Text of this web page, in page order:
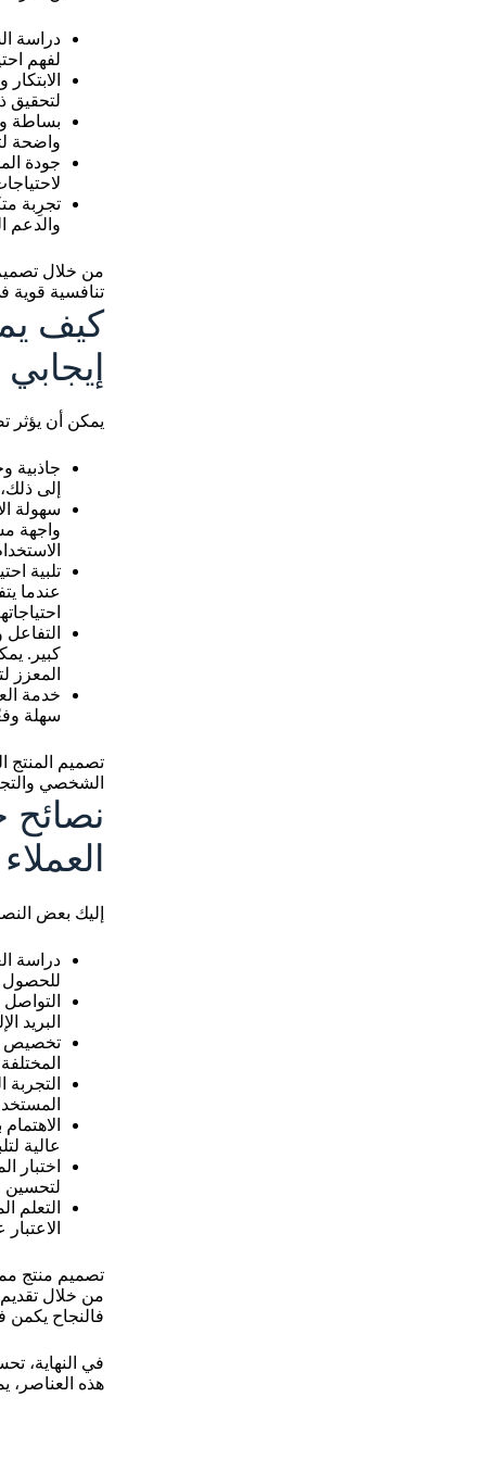
دراسة
لفهم
لتحقيق
بساطة
واضحة
جودة
تجرِبة
والدعم
من خلال
تنافسية قوية
كيف
إيجابي
يمكن أن يؤثر
جاذبية
إلى
سهولة
واجهة
تلبية
عندما
كبير.
المعزز
خدمة
سهلة
تصميم المنتج
الشخصي
نصائح
العملاء
إليك بعض
دراسة
للحصول
البريد
تخصيص
عالية
اختبار
لتحسين
التعلم
تصميم منتج
من خلال
فالنجاح يكمن
في النهاية،
هذه العناصر،